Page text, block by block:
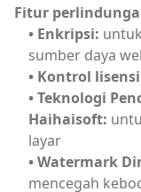
Fitur
• Enkripsi:
• Kontrol
• Teknologi
Haihaisoft:
• Watermark
mencegah